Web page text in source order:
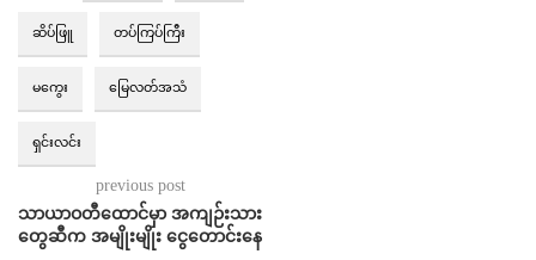
ဆိပ်ဖြူ တပ်ကြပ်ကြီး
မကွေး မြေလတ်အသံ
ရှင်းလင်း
previous post
သာယာဝတီထောင်မှာ အကျဉ်းသား
တွေဆီက အမျိုးမျိုး ငွေတောင်းနေ